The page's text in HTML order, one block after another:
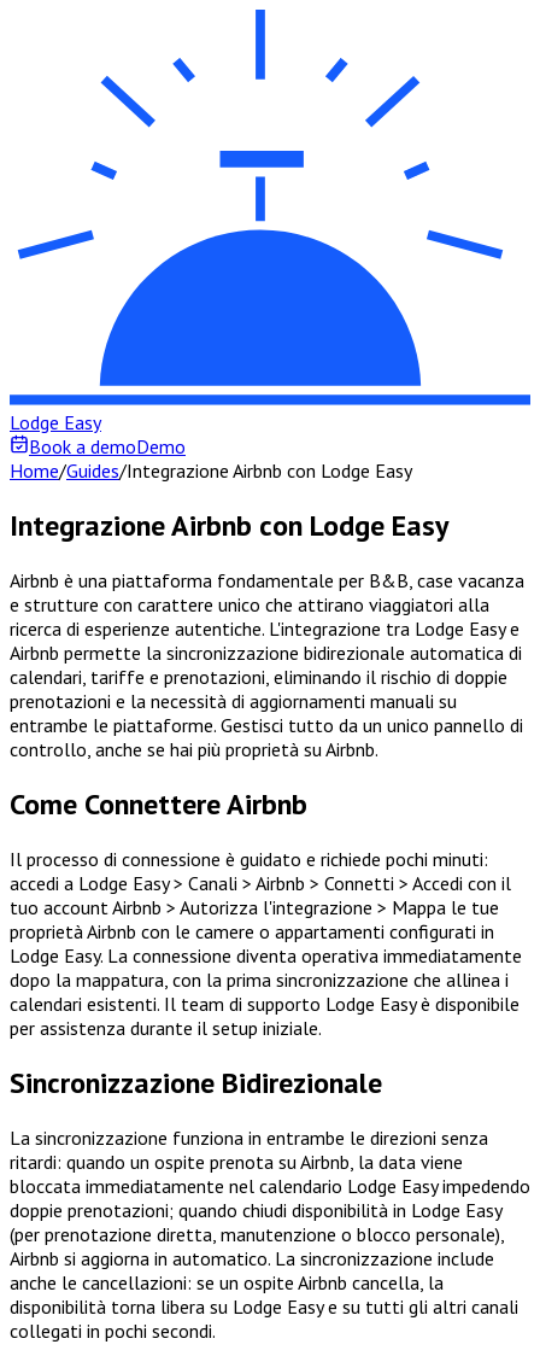
Lodge Easy
Book a demoDemo
Home/Guides/Integrazione Airbnb con Lodge Easy
Integrazione Airbnb con Lodge Easy
Airbnb è una piattaforma fondamentale per B&B, case vacanza
e strutture con carattere unico che attirano viaggiatori alla
ricerca di esperienze autentiche. L'integrazione tra Lodge Easy e
Airbnb permette la sincronizzazione bidirezionale automatica di
calendari, tariffe e prenotazioni, eliminando il rischio di doppie
prenotazioni e la necessità di aggiornamenti manuali su
entrambe le piattaforme. Gestisci tutto da un unico pannello di
controllo, anche se hai più proprietà su Airbnb.
Come Connettere Airbnb
Il processo di connessione è guidato e richiede pochi minuti:
accedi a Lodge Easy > Canali > Airbnb > Connetti > Accedi con il
tuo account Airbnb > Autorizza l'integrazione > Mappa le tue
proprietà Airbnb con le camere o appartamenti configurati in
Lodge Easy. La connessione diventa operativa immediatamente
dopo la mappatura, con la prima sincronizzazione che allinea i
calendari esistenti. Il team di supporto Lodge Easy è disponibile
per assistenza durante il setup iniziale.
Sincronizzazione Bidirezionale
La sincronizzazione funziona in entrambe le direzioni senza
ritardi: quando un ospite prenota su Airbnb, la data viene
bloccata immediatamente nel calendario Lodge Easy impedendo
doppie prenotazioni; quando chiudi disponibilità in Lodge Easy
(per prenotazione diretta, manutenzione o blocco personale),
Airbnb si aggiorna in automatico. La sincronizzazione include
anche le cancellazioni: se un ospite Airbnb cancella, la
disponibilità torna libera su Lodge Easy e su tutti gli altri canali
collegati in pochi secondi.